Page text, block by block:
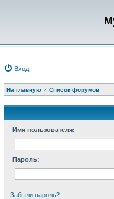
Вход
На главную Список форумов
Имя пользователя:
Пароль:
Забыли пароль?